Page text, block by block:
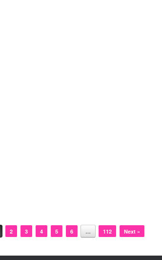
2 3 4 5 6 … 112 Next »